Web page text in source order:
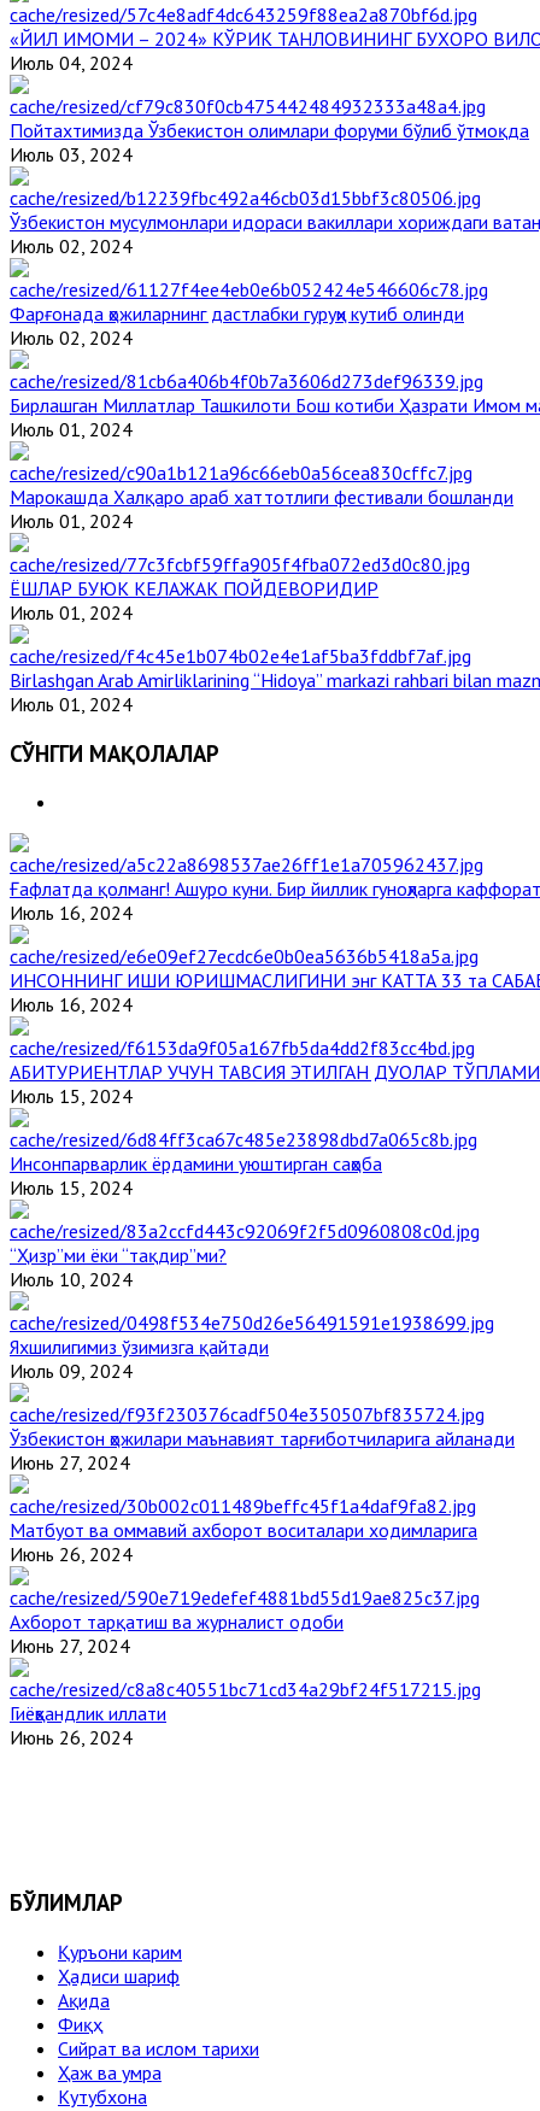
«ЙИЛ ИМОМИ – 2024» КЎРИК ТАНЛОВИНИНГ БУХОРО
Июль 04, 2024
Пойтахтимизда Ўзбекистон олимлари форуми бўлиб ўтмоқда
Июль 03, 2024
Ўзбекистон мусулмонлари идораси вакиллари хориждаги
Июль 02, 2024
Фарғонада ҳожиларнинг дастлабки гуруҳи кутиб олинди
Июль 02, 2024
Бирлашган Миллатлар Ташкилоти Бош котиби Ҳазрати Имом
Июль 01, 2024
Марокашда Халқаро араб хаттотлиги фестивали бошланди
Июль 01, 2024
ЁШЛАР БУЮК КЕЛАЖАК ПОЙДЕВОРИДИР
Июль 01, 2024
Birlashgan Arab Amirliklarining “Hidoya” markazi rahbari bilan
Июль 01, 2024
СЎНГГИ МАҚОЛАЛАР
Ғафлатда қолманг! Ашуро куни. Бир йиллик гуноҳларга
Июль 16, 2024
ИНСОННИНГ ИШИ ЮРИШМАСЛИГИНИ энг КАТТА 33 та
Июль 16, 2024
АБИТУРИЕНТЛАР УЧУН ТАВСИЯ ЭТИЛГАН ДУОЛАР ТЎПЛАМИ
Июль 15, 2024
Инсонпарварлик ёрдамини уюштирган саҳоба
Июль 15, 2024
“Ҳизр”ми ёки “тақдир”ми?
Июль 10, 2024
Яхшилигимиз ўзимизга қайтади
Июль 09, 2024
Ўзбекистон ҳожилари маънавият тарғиботчиларига айланади
Июнь 27, 2024
Матбуот ва оммавий ахборот воситалари ходимларига
Июнь 26, 2024
Ахборот тарқатиш ва журналист одоби
Июнь 27, 2024
Гиёҳвандлик иллати
Июнь 26, 2024
БЎЛИМЛАР
Қуръони карим
Ҳадиси шариф
Ақида
Фиқҳ
Сийрат ва ислом тарихи
Ҳаж ва умра
Кутубхона